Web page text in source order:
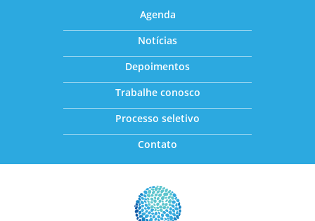
Agenda
Notícias
Depoimentos
Trabalhe conosco
Processo seletivo
Contato